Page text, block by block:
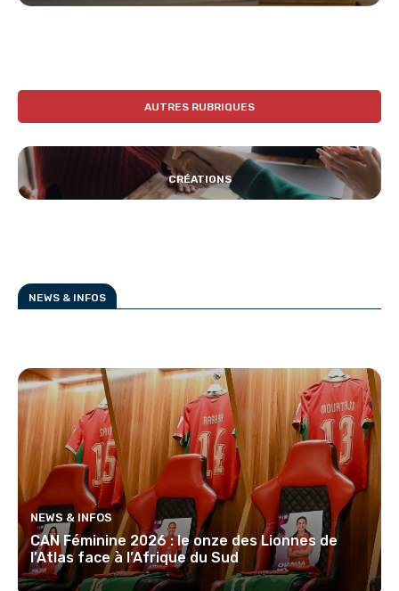
AUTRES RUBRIQUES
CRÉATIONS
NEWS & INFOS
NEWS & INFOS
CAN Féminine 2026 : le onze des Lionnes de
l’Atlas face à l’Afrique du Sud